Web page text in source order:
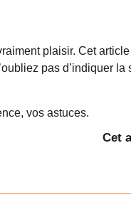
plaisir. Cet
pas d’indiquer
vos astuces.
Cet